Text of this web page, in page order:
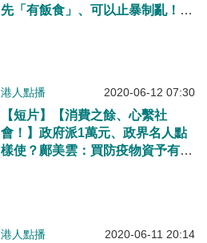
先「有飯食」、可以止暴制亂！鄺
港人點播 2020-06-12 07:30
【短片】【消費之餘、心繫社
會！】政府派1萬元、政界名人點
樣使？鄺美雲：買防疫物資予有需
港人點播 2020-06-11 20:14